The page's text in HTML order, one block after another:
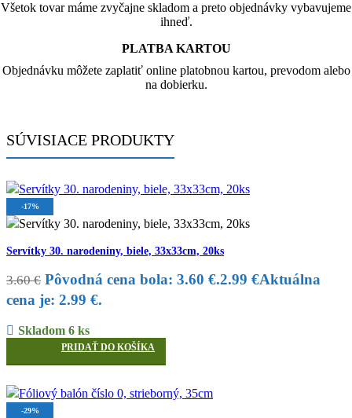
Všetok tovar máme zvyčajne skladom a preto objednávky vybavujeme
ihneď.
PLATBA KARTOU
Objednávku môžete zaplatiť online platobnou kartou, prevodom alebo
na dobierku.
SÚVISIACE PRODUKTY
-17%
Servítky 30. narodeniny, biele, 33x33cm, 20ks
3.60€ Pôvodná cena bola: 3.60 €.2.99 €Aktuálna
cena je: 2.99 €.
Skladom 6 ks
PRIDAŤ DO KOŠÍKA
-29%